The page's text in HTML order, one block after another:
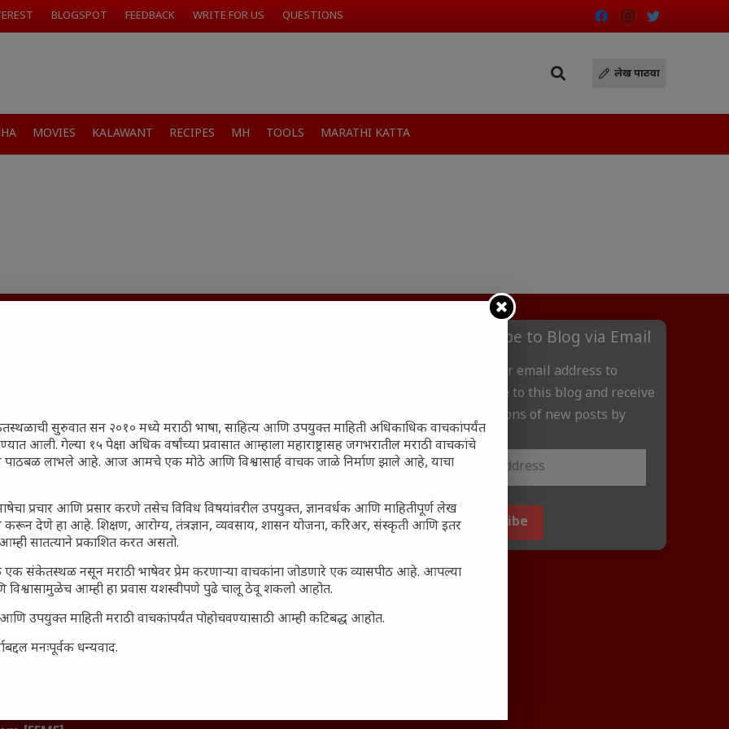
BLOGSPOT FEEDBACK WRITE FOR US QUESTIONS
लेख पाठवा
MOVIES KALAWANT RECIPES MH TOOLS MARATHI KATTA
गावठी उपाय – घरच्या
प्राथमिक आराम
साक्षीदार
आणि हरवत चाललेली
: आजच्या तरुणांच्या मनात
स्वप्नांना वास्तवात
शक्ती
शेतकऱ्यांसमोरील नवीन
संधी
संपूर्ण भारतातील शेतकऱ्यांना
मीडियावर चर्चांना उधाण
Subscribe to Blog via Email
Enter your email address to
subscribe to this blog and receive
notifications of new posts by
email.
Subscribe
सुरुवात सन २०१० मध्ये मराठी भाषा, साहित्य आणि उपयुक्त माहिती अधिकाधिक वाचकांपर्यंत
आली. गेल्या १५ पेक्षा अधिक वर्षांच्या प्रवासात आम्हाला महाराष्ट्रासह जगभरातील मराठी वाचकांचे
पाठबळ लाभले आहे. आज आमचे एक मोठे आणि विश्वासार्ह वाचक जाळे निर्माण झाले आहे, याचा
प्रचार आणि प्रसार करणे तसेच विविध विषयांवरील उपयुक्त, ज्ञानवर्धक आणि माहितीपूर्ण लेख
करून देणे हा आहे. शिक्षण, आरोग्य, तंत्रज्ञान, व्यवसाय, शासन योजना, करिअर, संस्कृती आणि इतर
सातत्याने प्रकाशित करत असतो.
संकेतस्थळ नसून मराठी भाषेवर प्रेम करणाऱ्या वाचकांना जोडणारे एक व्यासपीठ आहे. आपल्या
आम्ही हा प्रवास यशस्वीपणे पुढे चालू ठेवू शकलो आहोत.
आणि उपयुक्त माहिती मराठी वाचकांपर्यंत पोहोचवण्यासाठी आम्ही कटिबद्ध आहोत.
मनःपूर्वक धन्यवाद.